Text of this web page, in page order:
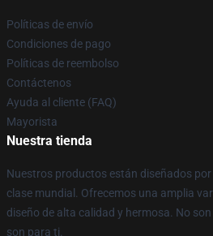
Políticas de envío
Condiciones de pago
Políticas de reembolso
Contáctenos
Ayuda al cliente (FAQ)
Mayorista
Nuestra tienda
Nuestros productos están diseñados
clase mundial. Ofrecemos una amplia
diseño de alta calidad y hermosa. No
son para ti.